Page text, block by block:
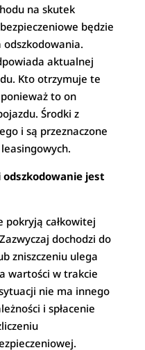
na skutek
będzie
odszkodowania.
aktualnej
Kto otrzymuje te
to on
Środki z
i są przeznaczone
odszkodowanie jest
pokryją całkowitej
dochodzi do
zniszczeniu ulega
wartości w trakcie
nie ma innego
i spłacenie